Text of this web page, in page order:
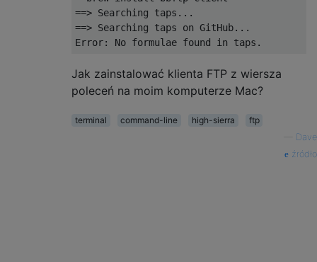
==> Searching taps ...
==> Searching taps on GitHub...
Error: No formulae found in taps .
Jak zainstalować klienta FTP z wiersza
poleceń na moim komputerze Mac?
terminal command-line high-sierra
ftp
Dave
źródło